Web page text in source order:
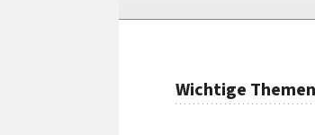
Wichtige Themen